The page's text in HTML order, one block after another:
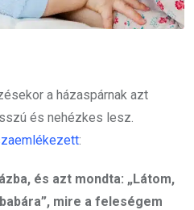
a házaspárnak azt
és nehézkes lesz.
:
és azt mondta: „Látom,
mire a feleségem